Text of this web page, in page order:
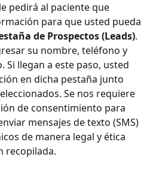
pedirá al paciente que
para que usted pueda
de Prospectos (Leads).
su nombre, teléfono y
Si llegan a este paso, usted
en dicha pestaña junto
Se nos requiere
de consentimiento para
mensajes de texto (SMS)
de manera legal y ética
recopilada.